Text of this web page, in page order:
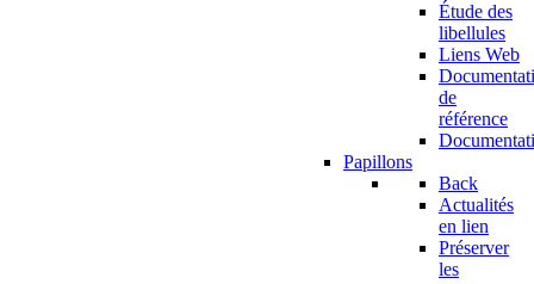
Étude des
libellules
Liens Web
de
référence
Papillons
Back
Actualités
en lien
Préserver
les